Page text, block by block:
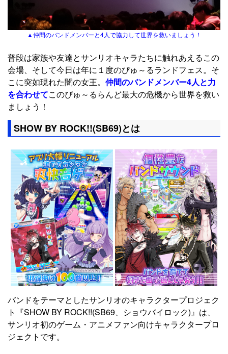
▲仲間のバンドメンバーと4人で協力して世界を救いましょう！
普段は家族や友達とサンリオキャラたちに触れあえるこの
会場、そして今日は年に１度のぴゅ～るランドフェス。そ
こに突如現れた闇の女王。 仲間のバンドメンバー4人と力
を合わせてこのぴゅ～るらんど最大の危機から世界を救い
ましょう！
SHOW BY ROCK!!(SB69)とは
バンドをテーマとしたサンリオのキャラクタープロジェク
ト『SHOW BY ROCK!!(SB69、ショウバイロック)』は、
サンリオ初のゲーム・アニメファン向けキャラクタープロ
ジェクトです。